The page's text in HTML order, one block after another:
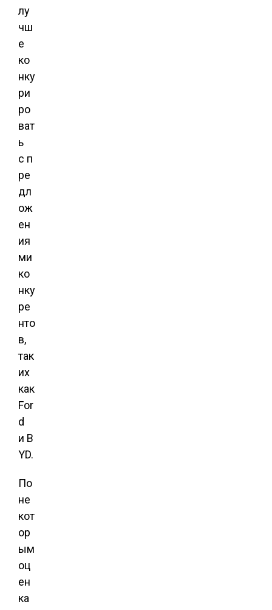
лу
чш
е
ко
нку
ри
ро
ват
ь
с п
ре
дл
ож
ен
ия
ми
ко
нку
ре
нто
в,
так
их
как
For
d
и B
YD.
По
не
кот
ор
ым
оц
ен
ка